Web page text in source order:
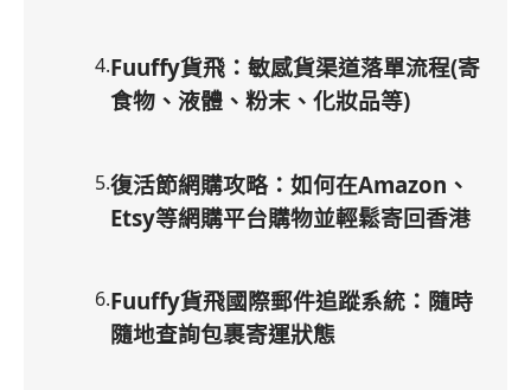
4.Fuuffy貨飛：敏感貨渠道落單流程(寄
食物、液體、粉末、化妝品等)
5.復活節網購攻略：如何在Amazon、
Etsy等網購平台購物並輕鬆寄回香港
6.Fuuffy貨飛國際郵件追蹤系統：隨時
隨地查詢包裹寄運狀態